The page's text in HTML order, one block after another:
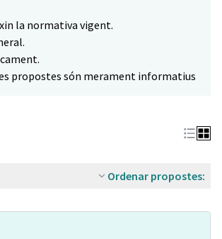
la normativa vigent.
propostes són merament informatius
Ordenar propostes: